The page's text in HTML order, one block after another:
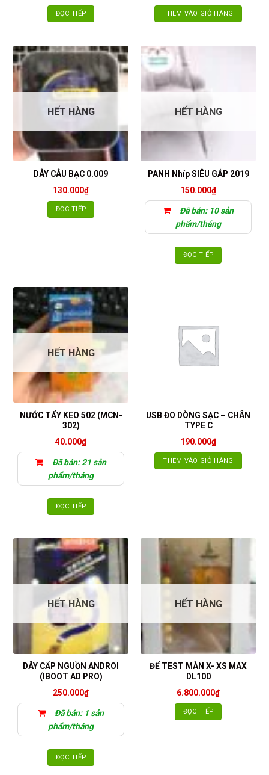
ĐỌC TIẾP THÊM VÀO GIỎ HÀNG
HẾT HÀNG
DÂY CÂU BẠC 0.009
130.000₫
ĐỌC TIẾP
HẾT HÀNG
PANH Nhíp SIÊU GẮP 2019
150.000₫
Đã bán: 10 sản
phẩm/tháng
ĐỌC TIẾP
HẾT HÀNG
NƯỚC TẨY KEO 502 (MCN-
302)
40.000₫
Đã bán: 21 sản
phẩm/tháng
ĐỌC TIẾP
USB ĐO DÒNG SẠC – CHÂN
TYPE C
190.000₫
THÊM VÀO GIỎ HÀNG
HẾT HÀNG
DÂY CẤP NGUỒN ANDROI
(IBOOT AD PRO)
250.000₫
Đã bán: 1 sản
phẩm/tháng
ĐỌC TIẾP
HẾT HÀNG
ĐẾ TEST MÀN X- XS MAX
DL100
6.800.000₫
ĐỌC TIẾP